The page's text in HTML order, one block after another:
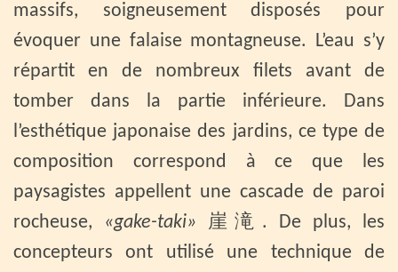
massifs, soigneusement disposés pour
évoquer une falaise montagneuse. L’eau s’y
répartit en de nombreux filets avant de
tomber dans la partie inférieure. Dans
l’esthétique japonaise des jardins, ce type de
composition correspond à ce que les
paysagistes appellent une cascade de paroi
rocheuse, «gake-taki» 崖滝. De plus, les
concepteurs ont utilisé une technique de